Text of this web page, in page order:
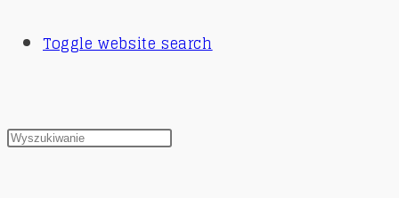
Toggle website search